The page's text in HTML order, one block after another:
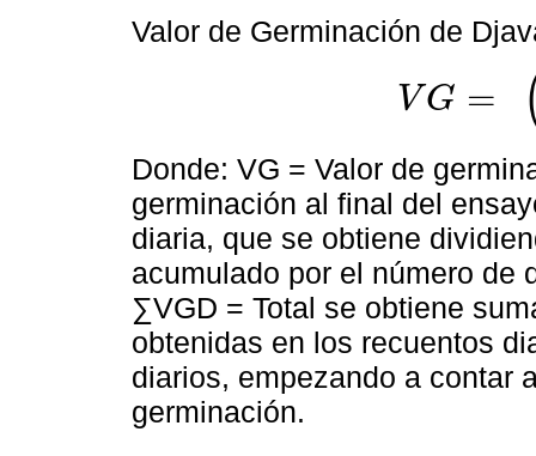
Valor de Germinación de
V G =
VG = ∑V GDN
Donde: VG = Valor de
germinación al final del
diaria, que se obtiene
acumulado por el número de
∑VGD = Total se obtiene
obtenidas en los recuentos
diarios, empezando a contar
germinación.